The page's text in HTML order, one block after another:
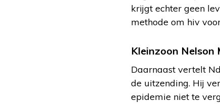
krijgt echter geen
methode om hiv
Kleinzoon Nelson
Daarnaast vertelt
de uitzending. Hij
epidemie niet te